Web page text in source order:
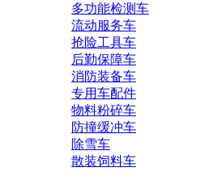
多功能检测车
流动服务车
抢险工具车
后勤保障车
消防装备车
专用车配件
物料粉碎车
防撞缓冲车
除雪车
散装饲料车